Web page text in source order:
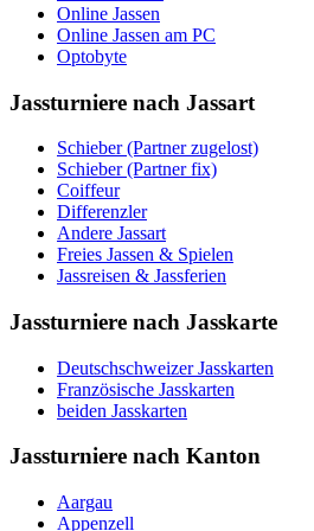
Online Jassen
Online Jassen am PC
Optobyte
Jassturniere nach Jassart
Schieber (Partner zugelost)
Schieber (Partner fix)
Coiffeur
Differenzler
Andere Jassart
Freies Jassen & Spielen
Jassreisen & Jassferien
Jassturniere nach Jasskarte
Deutschschweizer Jasskarten
Französische Jasskarten
beiden Jasskarten
Jassturniere nach Kanton
Aargau
Appenzell